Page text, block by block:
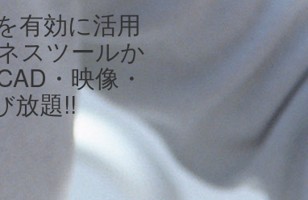
有効に活用
スツールか
・映像・
放題!!